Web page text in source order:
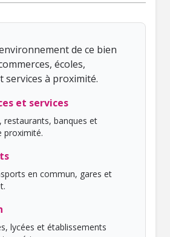
de ce bien
écoles,
à proximité.
et services
restaurants, banques et
proximité.
en commun, gares et
lycées et établissements